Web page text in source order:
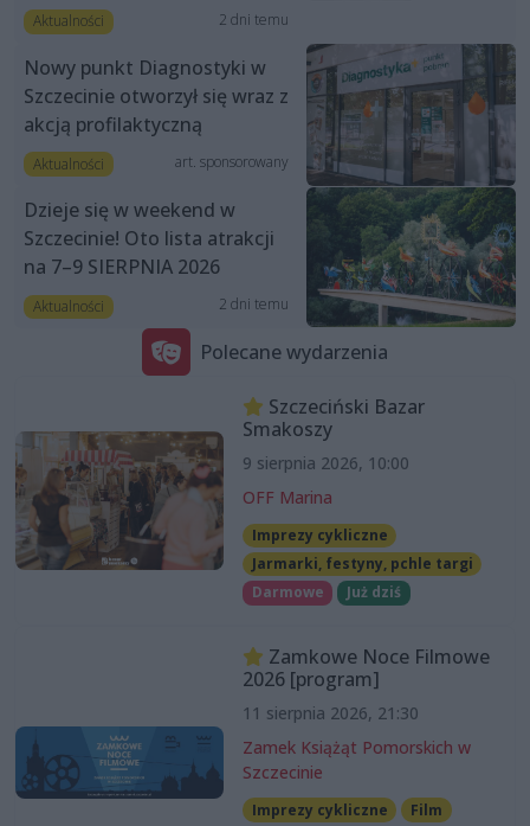
Aktualności 2 dni temu
Nowy punkt Diagnostyki w
Szczecinie otworzył się wraz z
akcją profilaktyczną
Aktualności art. sponsorowany
Dzieje się w weekend w
Szczecinie! Oto lista atrakcji
na 7–9 SIERPNIA 2026
Aktualności 2 dni temu
Polecane wydarzenia
Szczeciński Bazar
Smakoszy
9 sierpnia 2026, 10:00
OFF Marina
Imprezy cykliczne
Jarmarki, festyny, pchle targi
Darmowe
Już dziś
Zamkowe Noce Filmowe
2026 [program]
11 sierpnia 2026, 21:30
Zamek Książąt Pomorskich w
Szczecinie
Imprezy cykliczne
Film